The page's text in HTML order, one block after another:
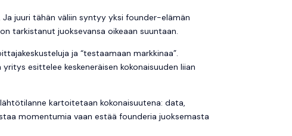
juuri tähän väliin syntyy yksi founder-elämän
tarkistanut juoksevansa oikeaan suuntaan.
ja “testaamaan markkinaa”.
esittelee keskeneräisen kokonaisuuden liian
kartoitetaan kokonaisuutena: data,
momentumia vaan estää founderia juoksemasta